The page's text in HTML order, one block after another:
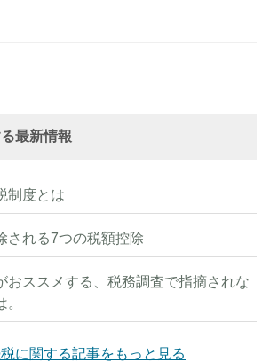
最新情報
制度とは
される7つの税額控除
おススメする、税務調査で指摘されな
に関する記事をもっと見る